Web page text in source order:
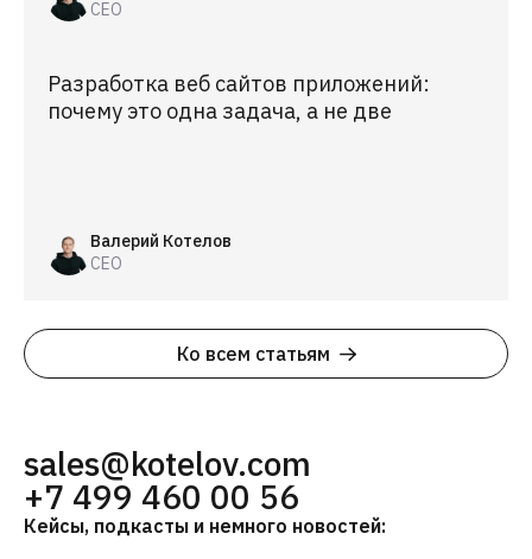
CEO
Разработка веб сайтов приложений:
почему это одна задача, а не две
Валерий Котелов
CEO
Ко всем статьям
sales@kotelov.com
+7 499 460 00 56
Кейсы, подкасты и немного новостей: